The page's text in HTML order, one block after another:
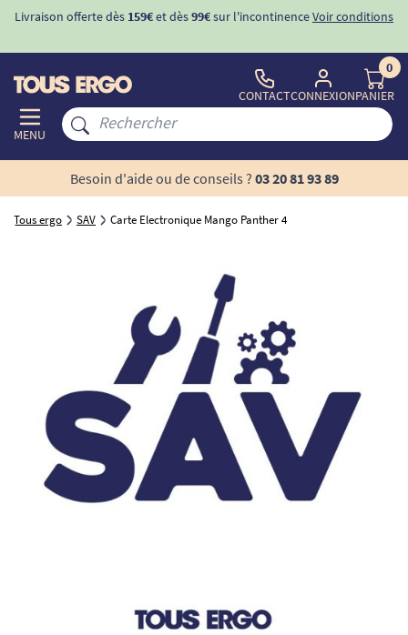
Livraison offerte dès 159€et dès99€sur l'incontinenceVoir conditions
MENU
CONTACTCONNEXION
0
PANIER
Besoin d'aide ou de conseils ? 03 20 81 93 89
Tous ergo SAV Carte Electronique Mango Panther 4